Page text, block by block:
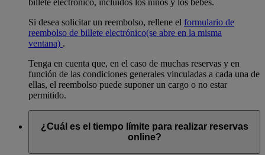
billete electrónico, incluidos los niños y los bebés.
Si desea solicitar un reembolso, rellene el formulario de
reembolso de billete electrónico(se abre en la misma
ventana) .
Tenga en cuenta que, en el caso de muchas reservas y en
función de las condiciones generales vinculadas a cada una de
ellas, el reembolso puede suponer un cargo o no estar
permitido.
¿Cuál es el tiempo límite para realizar reservas
online?